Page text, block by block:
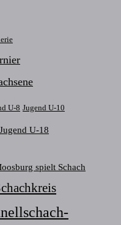
U-8 Jugend U-10
Jugend U-18
spielt Schach